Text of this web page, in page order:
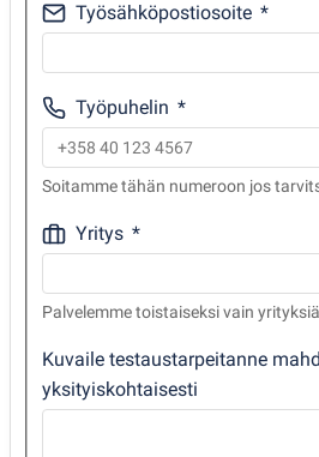
Työsähköpostiosoite
Työpuhelin
Soitamme tähän numeroon jos
Yritys
Palvelemme toistaiseksi vain
Kuvaile testaustarpeitanne
yksityiskohtaisesti